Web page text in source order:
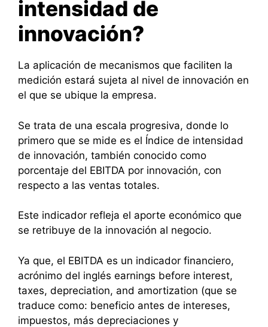
intensidad de
innovación?
La aplicación de mecanismos que faciliten la
medición estará sujeta al nivel de innovación en
el que se ubique la empresa.
Se trata de una escala progresiva, donde lo
primero que se mide es el Índice de intensidad
de innovación, también conocido como
porcentaje del EBITDA por innovación, con
respecto a las ventas totales.
Este indicador refleja el aporte económico que
se retribuye de la innovación al negocio.
Ya que, el EBITDA​ es un indicador financiero,
acrónimo del inglés earnings before interest,
taxes, depreciation, and amortization (que se
traduce como: beneficio antes de intereses,
impuestos, más depreciaciones y